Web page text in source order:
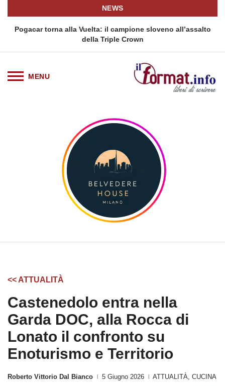
NEWS
Pogacar torna alla Vuelta: il campione sloveno all’assalto
della Triple Crown
<< ATTUALITÀ
Castenedolo entra nella
Garda DOC, alla Rocca di
Lonato il confronto su
Enoturismo e Territorio
Roberto Vittorio Dal Bianco 5 Giugno 2026 ATTUALITÀ, CUCINA